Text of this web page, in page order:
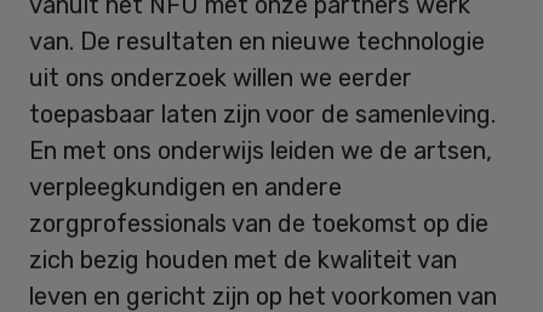
van. De resultaten en nieuwe technologie
uit ons onderzoek willen we eerder
toepasbaar laten zijn voor de samenleving.
En met ons onderwijs leiden we de artsen,
verpleegkundigen en andere
zorgprofessionals van de toekomst op die
zich bezig houden met de kwaliteit van
leven en gericht zijn op het voorkomen van